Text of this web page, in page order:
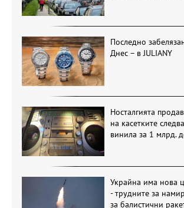
Последно
Днес – в JULIANY
Носталгията
на касетките
винила за 1 млрд.
Украйна има нова
- трудните за
за балистични